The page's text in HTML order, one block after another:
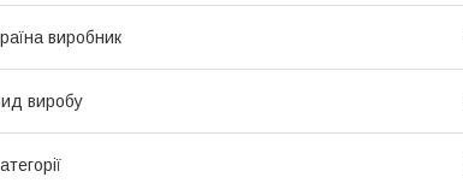
виробник
виробу